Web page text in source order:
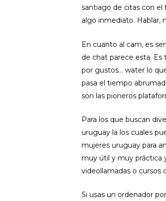
santiago de citas con el
algo inmediato. Hablar,
En cuanto al cam, es
de chat parece esta.
por gustos… water lo
pasa el tiempo
son las pioneros
Para los que buscan
uruguay la los cuales
mujeres uruguay para
muy útil y muy práctica
videollamadas o cursos
Si usas un ordenador